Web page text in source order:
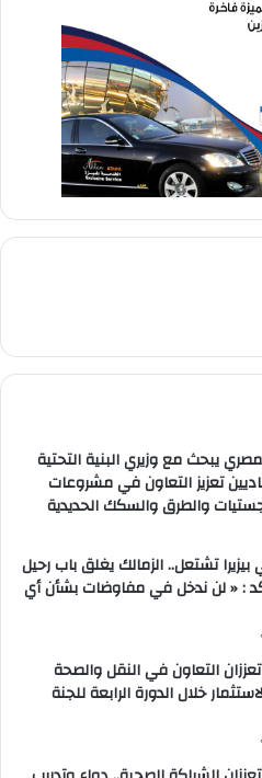
يبحث مع وزيري البنية التحتية
تعزيز التعاون في مشروعات
والطرق والسكك الحديدية
بيزيرا تشتعل.. الزمالك يغلق باب رحيل
: « لن ندخل في مفاوضات بشأن أي
التعاون في النقل والصحة
خلال الدورة الرابعة للجنة